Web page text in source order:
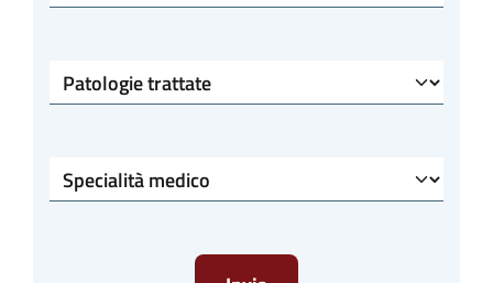
Patologie trattate
Specialità medico